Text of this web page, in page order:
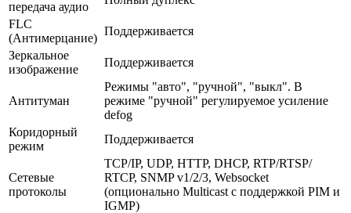
передача аудио
FLC
(Антимерцание)
Поддерживается
Зеркальное
изображение
Поддерживается
Антитуман
Режимы "авто", "ручной", "выкл". В
режиме "ручной" регулируемое усиление
defog
Коридорный
режим
Поддерживается
Сетевые
протоколы
TCP/IP, UDP, HTTP, DHCP, RTP/RTSP/
RTCP, SNMP v1/2/3, Websocket
(опционально Multicast с поддержкой PIM и
IGMP)